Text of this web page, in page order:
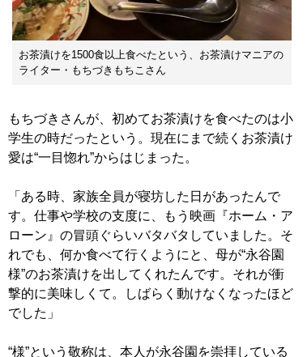
お茶漬けを1500食以上食べたという、お茶漬けマニアの
ライター・もちづきもちこさん
もちづきさんが、初めてお茶漬けを食べたのは小
学生の時だったという。現在にまで続くお茶漬け
愛は“一目惚れ”からはじまった。
「ある時、家族全員が寝坊した日があったんで
す。仕事や学校の支度に、もう映画『ホーム・ア
ローン』の冒頭ぐらいバタバタしていました。そ
れでも、何か食べて行くようにと、母が“永谷園
様”のお茶漬けを出してくれたんです。それが衝
撃的に美味しくて。しばらく動けなくなったほど
でした」
“様”という敬称は、本人が永谷園を崇拝している